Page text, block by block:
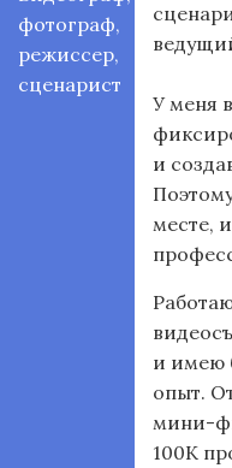
фотограф,
режиссер,
сценарист
У меня
и
месте,
и имею
опыт.
мини-
100К